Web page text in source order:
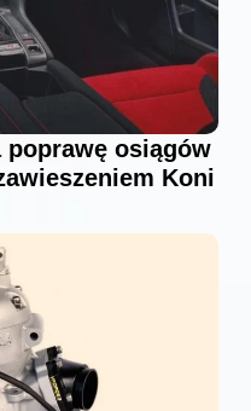
poprawę osiągów
Koni